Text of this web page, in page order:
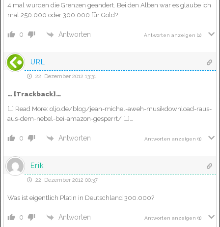
4 mal wurden die Grenzen geändert. Bei den Alben war es glaube ich
mal 250.000 oder 300.000 für Gold?
0 Antworten Antworten anzeigen (2)
URL
22. Dezember 2012 13:31
… [Trackback]…
[…] Read More: oljo.de/blog/jean-michel-aweh-musikdownload-raus-
aus-dem-nebel-bei-amazon-gesperrt/ […]…
0 Antworten Antworten anzeigen (1)
Erik
22. Dezember 2012 00:37
Was ist eigentlich Platin in Deutschland 300.000?
0 Antworten Antworten anzeigen (1)